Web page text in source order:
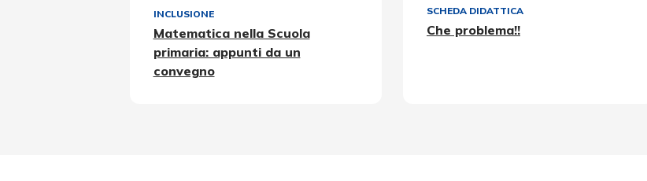
INCLUSIONE
Matematica nella Scuola
primaria: appunti da un
convegno
SCHEDA DIDATTICA
Che problema!!